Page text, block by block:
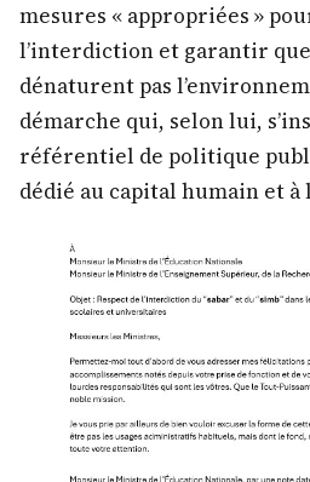
mesures « appropriées »
l’interdiction et garantir
dénaturent pas
démarche qui, selon lui,
référentiel de politique
dédié au capital humain et à